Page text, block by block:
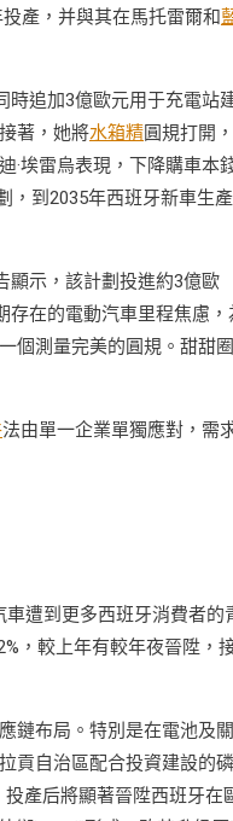
產，并與其在馬托雷爾和
時追加3億歐元用于充電站
著，她將水箱精圓規打開
·埃雷烏表現，下降購車本
，到2035年西班牙新車生
顯示，該計劃投進約3億歐
存在的電動汽車里程焦慮，
個測量完美的圓規。甜甜
法由單一企業單獨應對，需
遭到更多西班牙消費者的
，較上年有較年夜晉陞，
鏈布局。特別是在電池及
貢自治區配合投資建設的
產后將顯著晉陞西班牙在